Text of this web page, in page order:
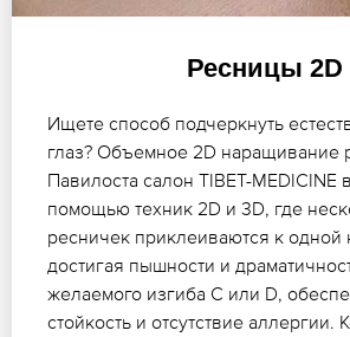
Ресницы 2D
Ищете способ подчеркнуть
глаз? Объемное 2D наращивание
Павилоста салон TIBET-MEDICINE
помощью техник 2D и 3D, где
ресничек приклеиваются к одной
достигая пышности и
желаемого изгиба C или D,
стойкость и отсутствие аллергии.